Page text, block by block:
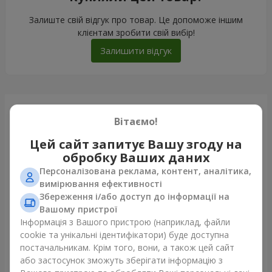
Залиште свій відгук про товар. Це допоможе іншим
клієнтам зробити свій вибір!
Залишити відгук
Букет "Лісова німфа"
Вітаємо!
Цей сайт запитує Вашу згоду на
обробку Ваших даних
Персоналізована реклама, контент, аналітика,
вимірювання ефективності
Збереження і/або доступ до інформації на
Вашому пристрої
Інформація з Вашого пристрою (наприклад, файли
cookie та унікальні ідентифікатори) буде доступна
постачальникам. Крім того, вони, а також цей сайт
або застосунок зможуть зберігати інформацію з